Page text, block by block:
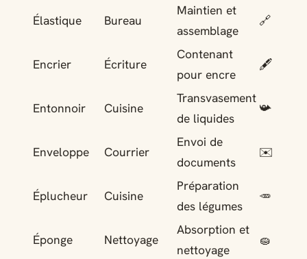
Élastique Bureau
Maintien et
assemblage
🔗
Encrier Écriture
Contenant
pour encre
🖋️
Entonnoir Cuisine
Transvasement
de liquides
📯
Enveloppe Courrier
Envoi de
documents
✉️
Éplucheur Cuisine
Préparation
des légumes
🥕
Éponge Nettoyage
Absorption et
nettoyage
🧽